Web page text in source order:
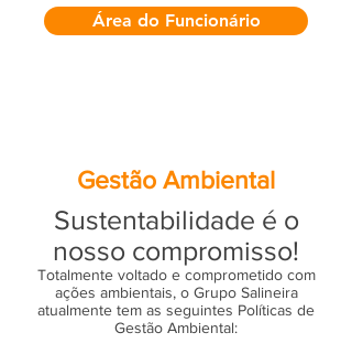
Área do Funcionário
Gestão Ambiental
Sustentabilidade é o
nosso compromisso!
Totalmente voltado e comprometido com
ações ambientais, o Grupo Salineira
atualmente tem as seguintes Políticas de
Gestão Ambiental: